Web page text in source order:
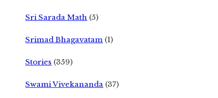
Sri Sarada Math (5)
Srimad Bhagavatam (1)
Stories (359)
Swami Vivekananda (37)